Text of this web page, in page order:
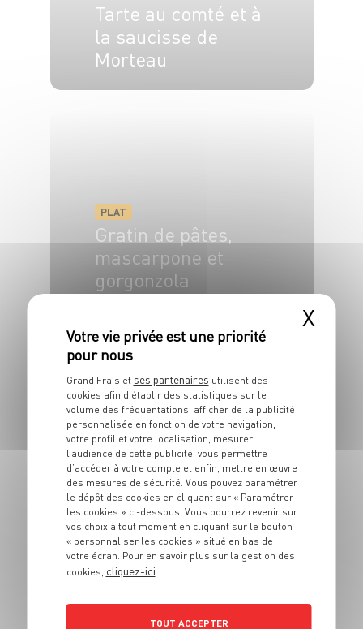
Tarte au comté et à
la saucisse de
Morteau
PLAT
Gratin de pâtes,
mascarpone et
gorgonzola
PLAT
Galettes de
pommes de terre
aux épices
4 pers. 20 min 30 min
X
Grand Frais et ses partenaires utilisent des
cookies afin d’établir des statistiques sur le
volume des fréquentations, afficher de la publicité
personnalisée en fonction de votre navigation,
votre profil et votre localisation, mesurer
l’audience de cette publicité, vous permettre
d’accéder à votre compte et enfin, mettre en œuvre
des mesures de sécurité. Vous pouvez paramétrer
le dépôt des cookies en cliquant sur « Paramétrer
les cookies » ci-dessous. Vous pourrez revenir sur
vos choix à tout moment en cliquant sur le bouton
« personnaliser les cookies » situé en bas de
votre écran. Pour en savoir plus sur la gestion des
cookies, cliquez-ici
TOUT ACCEPTER